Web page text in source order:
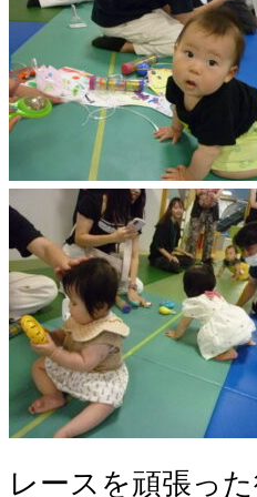
レースを頑張っ